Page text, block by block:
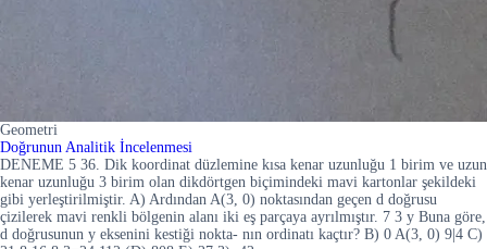
Geometri
Doğrunun Analitik İncelenmesi
DENEME 5 36. Dik koordinat düzlemine kısa kenar uzunluğu 1 birim ve uzun
kenar uzunluğu 3 birim olan dikdörtgen biçimindeki mavi kartonlar şekildeki
gibi yerleştirilmiştir. A) Ardından A(3, 0) noktasından geçen d doğrusu
çizilerek mavi renkli bölgenin alanı iki eş parçaya ayrılmıştır. 7 3 y Buna göre,
d doğrusunun y eksenini kestiği nokta- nın ordinatı kaçtır? B) 0 A(3, 0) 9|4 C)